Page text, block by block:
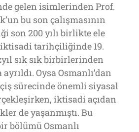
gelen isimlerinden Prof.
bu son çalışmasının
son 200 yılı birlikte ele
tarihçiliğinde 19.
sık sık birbirlerinden
Oysa Osmanlı’dan
sürecinde önemli siyasal
iktisadi açıdan
de yaşanmıştı. Bu
bölümü Osmanlı